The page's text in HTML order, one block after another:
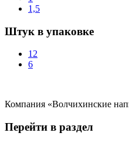
1,5
Штук в упаковке
12
6
Компания «Волчихинские
Перейти в раздел